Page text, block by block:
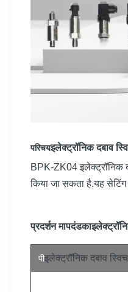
परिचयइलेक्ट्रॉनिक दबाव
BPK-ZK04 इलेक्ट्रॉनिक
किया जा सकता है.यह
प्रदर्शन मापदंडका
पीइलेक्ट्रॉनिक दबाव